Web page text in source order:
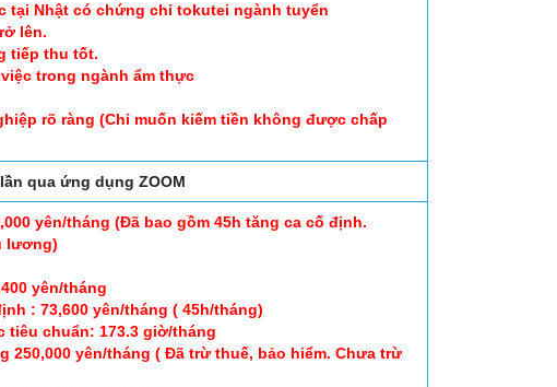
tại Nhật có chứng chỉ tokutei ngành tuyển
lên.
tiếp thu tốt.
trong ngành ẩm thực
rõ ràng (Chỉ muốn kiếm tiền không được chấp
qua ứng dụng ZOOM
yên/tháng (Đã bao gồm 45h tăng ca cố định.
lương)
yên/tháng
: 73,600 yên/tháng ( 45h/tháng)
tiêu chuẩn: 173.3 giờ/tháng
250,000 yên/tháng ( Đã trừ thuế, bảo hiểm. Chưa trừ